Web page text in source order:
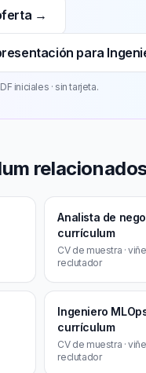
→
para
iniciales · sin tarjeta.
Analista de
currículum
CV de muestra ·
reclutador
Ingeniero
currículum
CV de muestra ·
reclutador